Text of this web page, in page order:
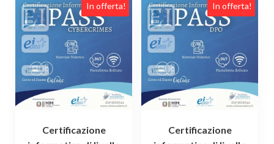
In offerta!
Certificazione
In offerta!
Certificazione